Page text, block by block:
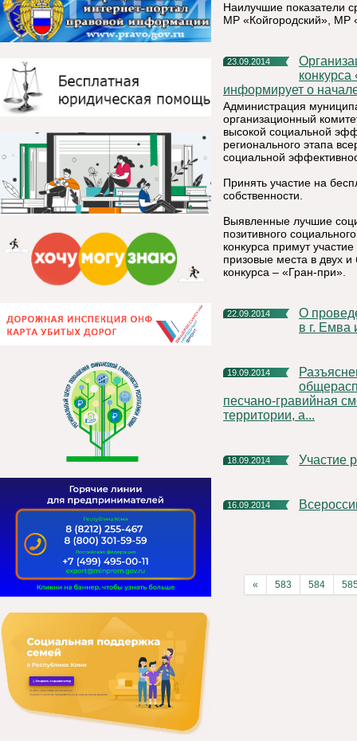
Наилучшие показатели
МР «Койгородский», МР
23.09.2014
Организационный комитет по проведению республиканского
информирует о
Администрация
организационный
высокой социальной
регионального этапа
социальной
Принять участие на
собственности.
Выявленные лучшие
позитивного
конкурса примут
призовые места в двух
конкурса – «Гран-при».
22.09.2014
О проведении Всероссийского Дня бега «Кросс Наций 2014»
в г. Емва
19.09.2014
Разъяснение порядка использования
песчано-гравийная
территории, а...
18.09.2014
16.09.2014
« 583 584